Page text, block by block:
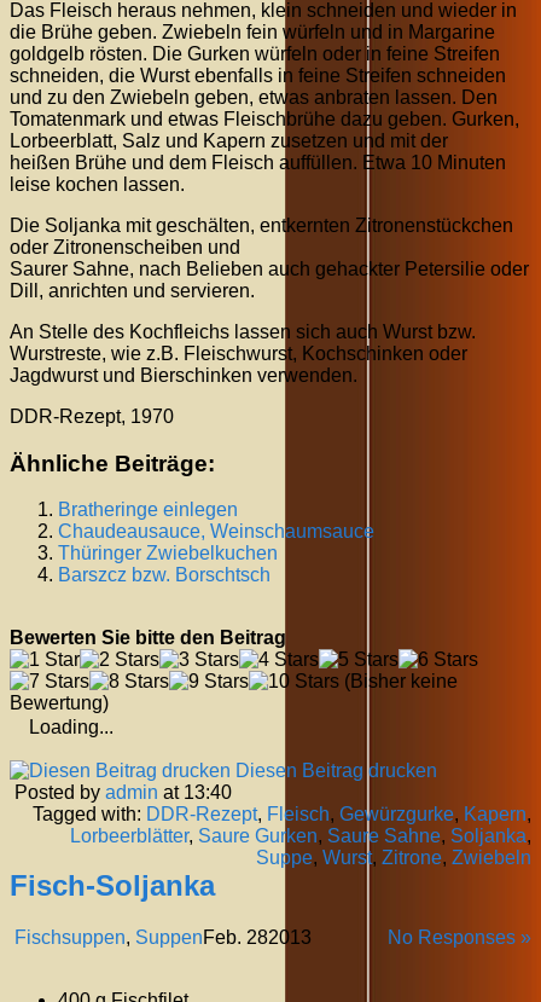
Das Fleisch heraus nehmen, klein schneiden und wieder in
die Brühe geben. Zwiebeln fein würfeln und in Margarine
goldgelb rösten. Die Gurken würfeln oder in feine Streifen
schneiden, die Wurst ebenfalls in feine Streifen schneiden
und zu den Zwiebeln geben, etwas anbraten lassen. Den
Tomatenmark und etwas Fleischbrühe dazu geben. Gurken,
Lorbeerblatt, Salz und Kapern zusetzen und mit der
heißen Brühe und dem Fleisch auffüllen. Etwa 10 Minuten
leise kochen lassen.
Die Soljanka mit geschälten, entkernten Zitronenstückchen
oder Zitronenscheiben und
Saurer Sahne, nach Belieben auch gehackter Petersilie oder
Dill, anrichten und servieren.
An Stelle des Kochfleichs lassen sich auch Wurst bzw.
Wurstreste, wie z.B. Fleischwurst, Kochschinken oder
Jagdwurst und Bierschinken verwenden.
DDR-Rezept, 1970
Ähnliche Beiträge:
Bratheringe einlegen
Chaudeausauce, Weinschaumsauce
Thüringer Zwiebelkuchen
Barszcz bzw. Borschtsch
Bewerten Sie bitte den Beitrag
(Bisher keine
Bewertung)
Loading...
Diesen Beitrag drucken
Posted by admin at 13:40
Tagged with: DDR-Rezept, Fleisch, Gewürzgurke, Kapern,
Lorbeerblätter, Saure Gurken, Saure Sahne, Soljanka,
Suppe, Wurst, Zitrone, Zwiebeln
Fisch-Soljanka
Fischsuppen, Suppen No Responses »
Feb. 282013